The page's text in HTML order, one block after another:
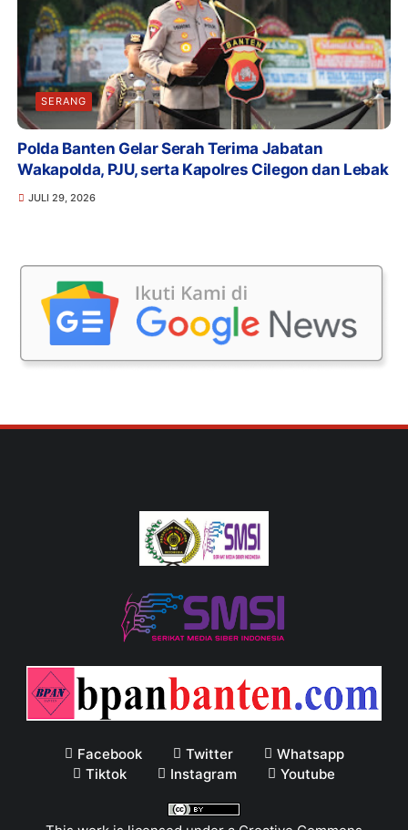
SERANG
Polda Banten Gelar Serah Terima Jabatan
Wakapolda, PJU, serta Kapolres Cilegon dan Lebak
JULI 29, 2026
Facebook Twitter
Whatsapp
Tiktok
Instagram Youtube